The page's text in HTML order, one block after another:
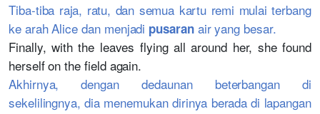
Tiba-tiba raja, ratu, dan semua kartu remi mulai terbang
ke arah Alice dan menjadi pusaranair yang besar.
Finally, with the leaves flying all around her, she found
herself on the field again.
Akhirnya, dengan dedaunan beterbangan di
sekelilingnya, dia menemukan dirinya berada di lapangan